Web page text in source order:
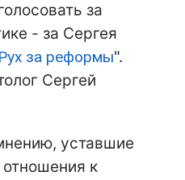
за
- за Сергея
Рух за реформы".
Сергей
уставшие
отношения к